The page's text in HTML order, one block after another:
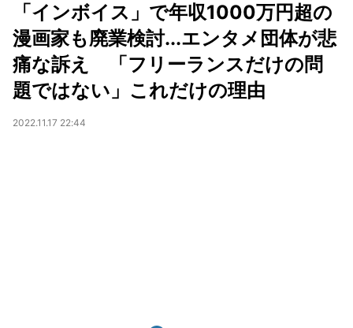
「インボイス」で年収1000万円超の
漫画家も廃業検討...エンタメ団体が悲
痛な訴え 「フリーランスだけの問
題ではない」これだけの理由
2022.11.17 22:44